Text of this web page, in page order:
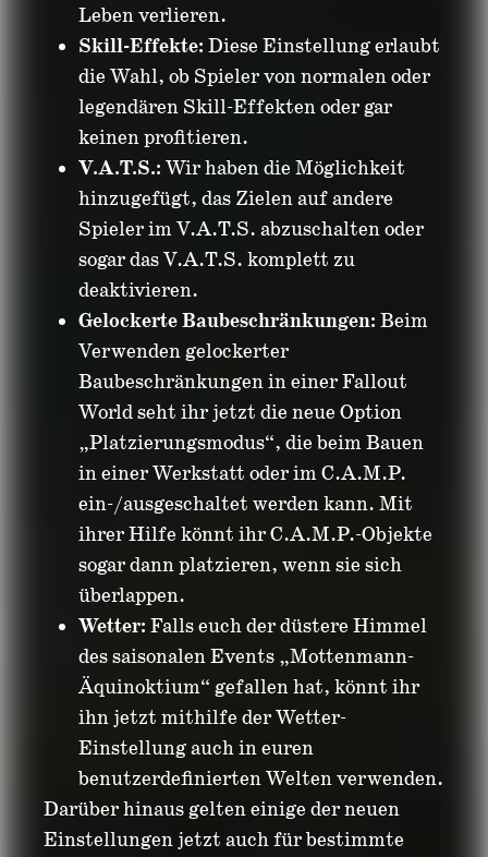
Leben verlieren.
Skill-Effekte: Diese Einstellung erlaubt
die Wahl, ob Spieler von normalen oder
legendären Skill-Effekten oder gar
keinen profitieren.
V.A.T.S.: Wir haben die Möglichkeit
hinzugefügt, das Zielen auf andere
Spieler im V.A.T.S. abzuschalten oder
sogar das V.A.T.S. komplett zu
deaktivieren.
Gelockerte Baubeschränkungen: Beim
Verwenden gelockerter
Baubeschränkungen in einer Fallout
World seht ihr jetzt die neue Option
„Platzierungsmodus“, die beim Bauen
in einer Werkstatt oder im C.A.M.P.
ein-/ausgeschaltet werden kann. Mit
ihrer Hilfe könnt ihr C.A.M.P.-Objekte
sogar dann platzieren, wenn sie sich
überlappen.
Wetter: Falls euch der düstere Himmel
des saisonalen Events „Mottenmann-
Äquinoktium“ gefallen hat, könnt ihr
ihn jetzt mithilfe der Wetter-
Einstellung auch in euren
benutzerdefinierten Welten verwenden.
Darüber hinaus gelten einige der neuen
Einstellungen jetzt auch für bestimmte